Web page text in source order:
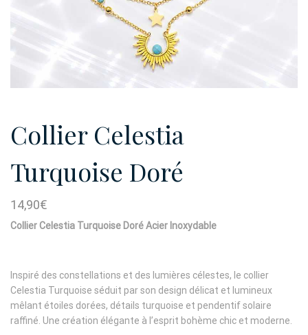
Collier Celestia
Turquoise Doré
14,90€
Collier Celestia Turquoise Doré Acier Inoxydable
Inspiré des constellations et des lumières célestes, le collier
Celestia Turquoise séduit par son design délicat et lumineux
mêlant étoiles dorées, détails turquoise et pendentif solaire
raffiné. Une création élégante à l’esprit bohème chic et moderne.